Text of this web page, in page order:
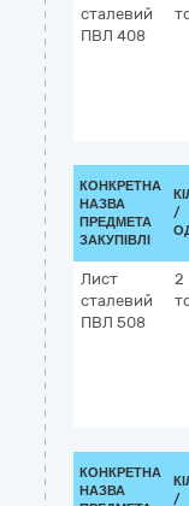
сталевий
ПВЛ 408
КОНКРЕТНА
НАЗВА
ПРЕДМЕТА
ЗАКУПІВЛІ
/
Лист
сталевий
ПВЛ 508
2
КОНКРЕТНА
НАЗВА
/